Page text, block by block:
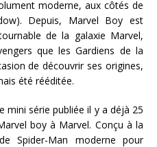
moderne, aux côtés de
Depuis, Marvel Boy est
de la galaxie Marvel,
que les Gardiens de la
de découvrir ses origines,
été rééditée.
mini série publiée il y a déjà 25
boy à Marvel. Conçu à la
Spider-Man moderne pour